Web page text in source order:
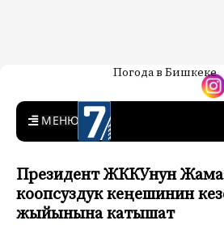
7-канал.
Кыргызстан
Жаңылыктар — Кыргызстан
Погода в Бишкеке
MENU
Президент ЖККУнун
коопсуздук кеңешинин
жыйынына катышат